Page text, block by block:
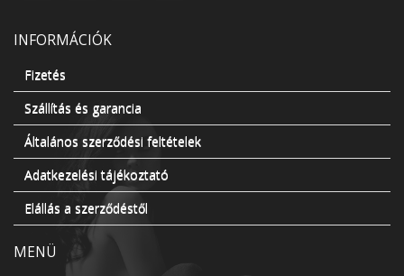
INFORMÁCIÓK
Fizetés
Szállítás és garancia
Általános szerződési feltételek
Adatkezelési tájékoztató
Elállás a szerződéstől
MENÜ